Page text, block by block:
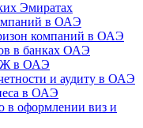
Эмиратах
в ОАЭ
компаний в ОАЭ
в банках ОАЭ
в ОАЭ
и аудиту в ОАЭ
в ОАЭ
в оформлении виз и